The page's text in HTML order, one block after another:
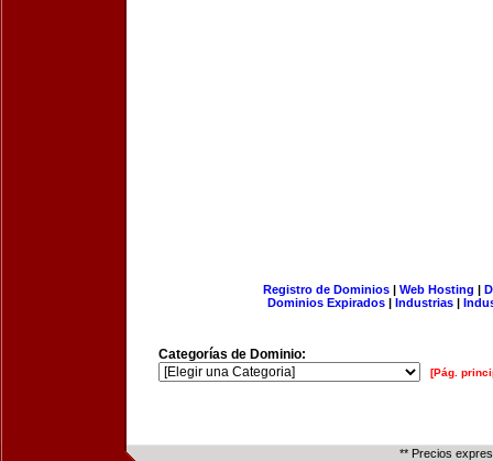
Registro de Dominios| Web Hosting |
Dominios Expirados | Industrias |
Categorías de Dominio:
[Pág.
** Precios